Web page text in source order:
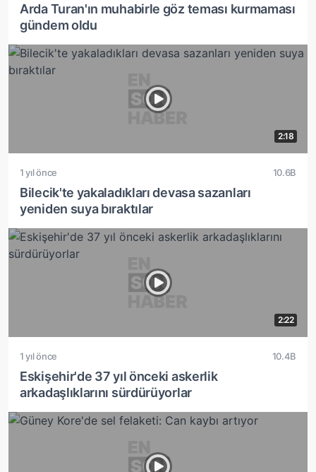
Arda Turan'ın muhabirle göz teması kurmaması
gündem oldu
2:18
1 yıl önce 10.6B
Bilecik'te yakaladıkları devasa sazanları
yeniden suya bıraktılar
2:22
1 yıl önce 10.4B
Eskişehir'de 37 yıl önceki askerlik
arkadaşlıklarını sürdürüyorlar